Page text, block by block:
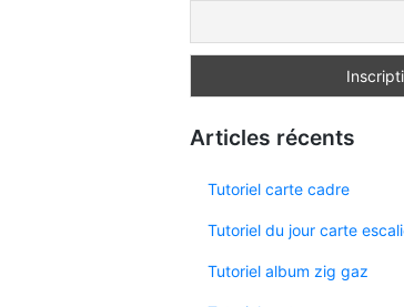
Articles récents
Tutoriel carte cadre
Tutoriel du jour carte
Tutoriel album zig gaz